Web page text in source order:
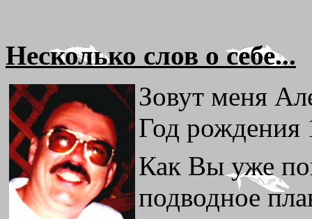
Несколько слов о себе...
Зовут меня
Год рождения
Как Вы уже
подводное